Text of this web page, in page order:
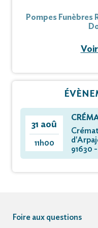
Pompes Funèbres
31 aoû
11h00
91630
Foire aux questions